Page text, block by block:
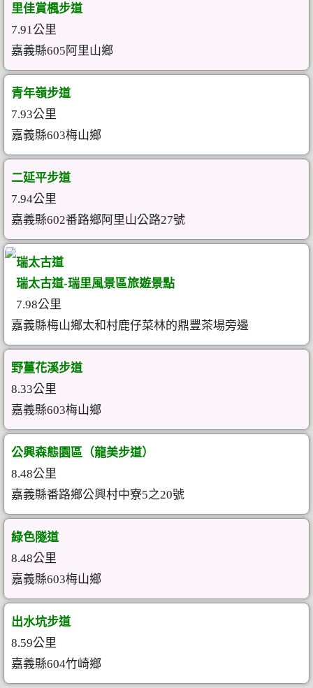
里佳賞楓步道
7.91公里
嘉義縣605阿里山鄉
青年嶺步道
7.93公里
嘉義縣603梅山鄉
二延平步道
7.94公里
嘉義縣602番路鄉阿里山公路27號
瑞太古道
瑞太古道-瑞里風景區旅遊景點
7.98公里
嘉義縣梅山鄉太和村鹿仔菜林的鼎豐茶場旁邊
野薑花溪步道
8.33公里
嘉義縣603梅山鄉
公興森態園區（龍美步道）
8.48公里
嘉義縣番路鄉公興村中寮5之20號
綠色隧道
8.48公里
嘉義縣603梅山鄉
出水坑步道
8.59公里
嘉義縣604竹崎鄉